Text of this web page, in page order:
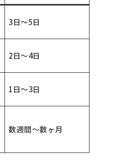
3日～5日
2日～4日
1日～3日
数週間～数ヶ月